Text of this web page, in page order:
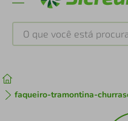
O que você está
faqueiro-tramontina-
º